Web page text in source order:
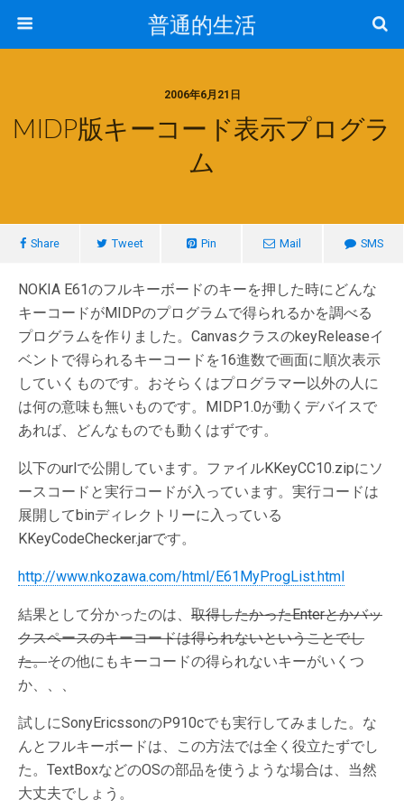
普通的生活
2006年6月21日
MIDP版キーコード表示プログラ
ム
Share Tweet Pin Mail SMS
NOKIA E61のフルキーボードのキーを押した時にどんな
キーコードがMIDPのプログラムで得られるかを調べる
プログラムを作りました。CanvasクラスのkeyReleaseイ
ベントで得られるキーコードを16進数で画面に順次表示
していくものです。おそらくはプログラマー以外の人に
は何の意味も無いものです。MIDP1.0が動くデバイスで
あれば、どんなものでも動くはずです。
以下のurlで公開しています。ファイルKKeyCC10.zipにソ
ースコードと実行コードが入っています。実行コードは
展開してbinディレクトリーに入っている
KKeyCodeChecker.jarです。
http://www.nkozawa.com/html/E61MyProgList.html
結果として分かったのは、 取得したかったEnterとかバッ
クスペースのキーコードは得られないということでし
た。その他にもキーコードの得られないキーがいくつ
か、、、
試しにSonyEricssonのP910cでも実行してみました。な
んとフルキーボードは、この方法では全く役立たずでし
た。TextBoxなどのOSの部品を使うような場合は、当然
大丈夫でしょう。